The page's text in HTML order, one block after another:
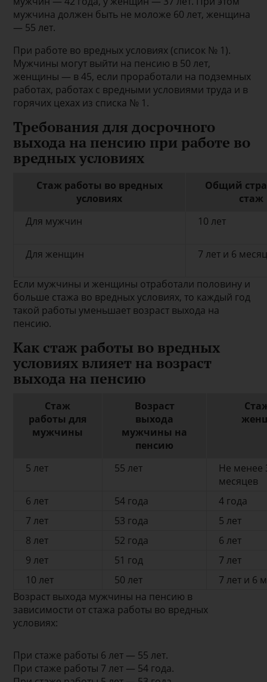
мужчина должен быть не моложе 60 лет, женщина
— 55 лет.
При работе во вредных условиях (список № 1).
Мужчины могут выйти на пенсию в 50 лет,
женщины — в 45, если проработали на подземных
работах, работах с вредными условиями труда и в
горячих цехах из списка № 1.
Требования для досрочного
выхода на пенсию при работе во
вредных условиях
Стаж работы во вредных
условиях
Общий
стаж
Для мужчин
10 лет
Для женщин 7 лет и 6
Если мужчины и женщины отработали половину и
больше стажа во вредных условиях, то каждый год
такой работы уменьшает возраст выхода на
пенсию.
Как стаж работы во вредных
условиях влияет на возраст
выхода на пенсию
Стаж
работы для
мужчины
Возраст
выхода
мужчины на
пенсию
5 лет 55 лет
Не менее
месяцев
6 лет
54 года
4 года
7 лет
53 года
5 лет
8 лет
52 года
6 лет
9 лет
51 год
7 лет
10 лет
50 лет
7 лет и 6
Возраст выхода мужчины на пенсию в
зависимости от стажа работы во вредных
условиях:
При стаже работы 6 лет — 55 лет.
При стаже работы 7 лет — 54 года.